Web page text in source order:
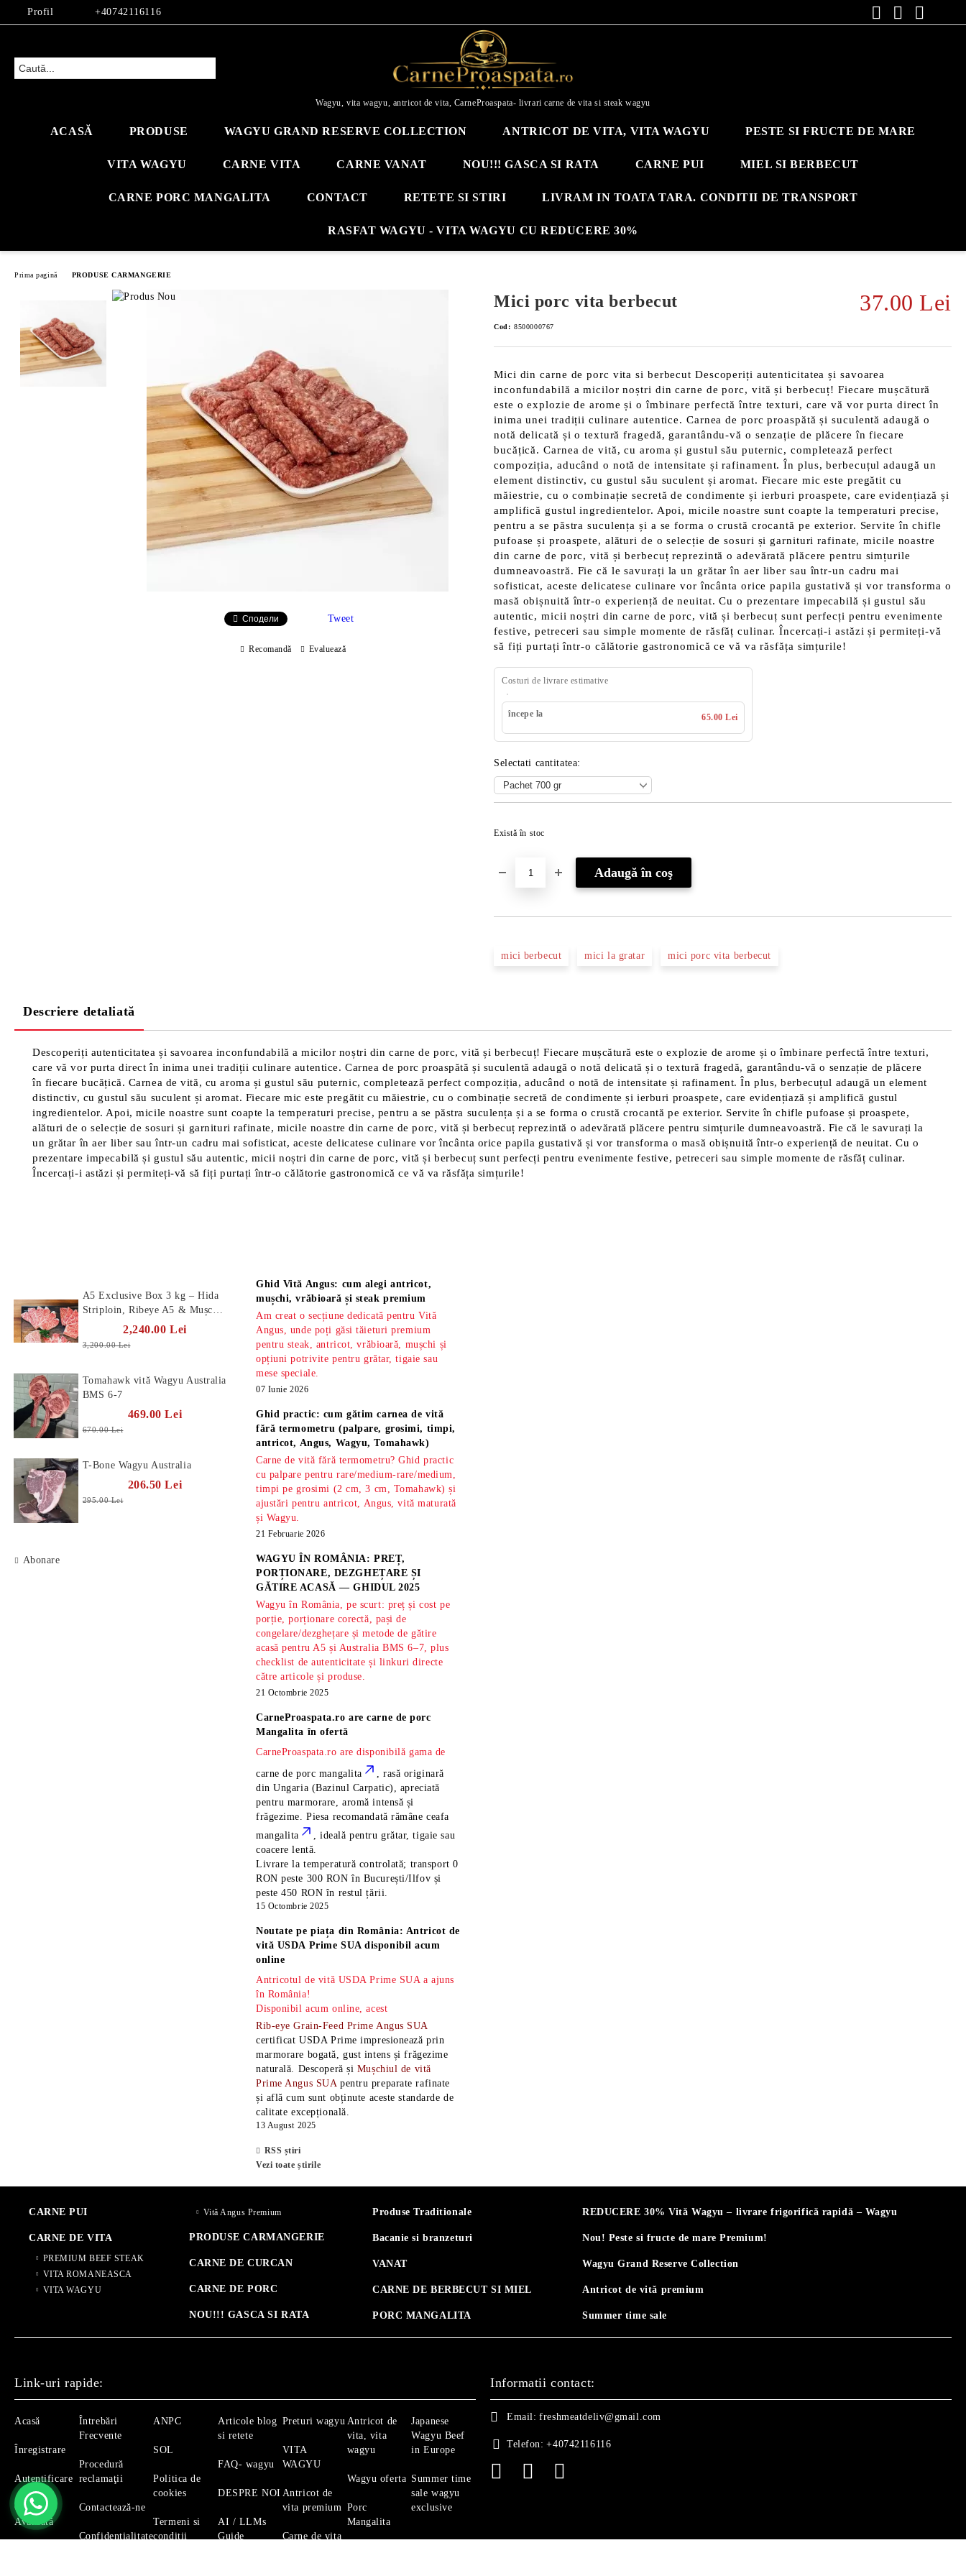
Profil +40742116116
Wagyu, vita wagyu, antricot de vita, CarneProaspata- livrari carne de vita si steak wagyu
ACASĂ PRODUSE WAGYU GRAND RESERVE COLLECTION ANTRICOT DE VITA, VITA WAGYU PESTE SI FRUCTE DE MARE
VITA WAGYU CARNE VITA CARNE VANAT NOU!!! GASCA SI RATA CARNE PUI MIEL SI BERBECUT
CARNE PORC MANGALITA CONTACT RETETE SI STIRI LIVRAM IN TOATA TARA. CONDITII DE TRANSPORT
RASFAT WAGYU - VITA WAGYU CU REDUCERE 30%
Prima pagină PRODUSE CARMANGERIE
Mici porc vita berbecut 37.00 Lei
Cod: 8500000767
Mici din carne de porc vita si berbecut Descoperiți autenticitatea și savoarea
inconfundabilă a micilor noștri din carne de porc, vită și berbecuț! Fiecare mușcătură
este o explozie de arome și o îmbinare perfectă între texturi, care vă vor purta direct în
inima unei tradiții culinare autentice. Carnea de porc proaspătă și suculentă adaugă o
notă delicată și o textură fragedă, garantându-vă o senzație de plăcere în fiecare
bucățică. Carnea de vită, cu aroma și gustul său puternic, completează perfect
compoziția, aducând o notă de intensitate și rafinament. În plus, berbecuțul adaugă un
element distinctiv, cu gustul său suculent și aromat. Fiecare mic este pregătit cu
măiestrie, cu o combinație secretă de condimente și ierburi proaspete, care evidențiază și
amplifică gustul ingredientelor. Apoi, micile noastre sunt coapte la temperaturi precise,
pentru a se păstra suculența și a se forma o crustă crocantă pe exterior. Servite în chifle
pufoase și proaspete, alături de o selecție de sosuri și garnituri rafinate, micile noastre
din carne de porc, vită și berbecuț reprezintă o adevărată plăcere pentru simțurile
dumneavoastră. Fie că le savurați la un grătar în aer liber sau într-un cadru mai
sofisticat, aceste delicatese culinare vor încânta orice papila gustativă și vor transforma o
masă obișnuită într-o experiență de neuitat. Cu o prezentare impecabilă și gustul său
autentic, micii noștri din carne de porc, vită și berbecuț sunt perfecți pentru evenimente
festive, petreceri sau simple momente de răsfăț culinar. Încercați-i astăzi și permiteți-vă
să fiți purtați într-o călătorie gastronomică ce vă va răsfăța simțurile!
Costuri de livrare estimative
începe la 65.00 Lei
Selectati cantitatea:
Există în stoc
mici berbecut mici la gratar mici porc vita berbecut
Сподели Tweet
Recomandă Evaluează
Descriere detaliată
Descoperiți autenticitatea și savoarea inconfundabilă a micilor noștri din carne de porc, vită și berbecuț! Fiecare mușcătură este o explozie de arome și o îmbinare perfectă între texturi,
care vă vor purta direct în inima unei tradiții culinare autentice. Carnea de porc proaspătă și suculentă adaugă o notă delicată și o textură fragedă, garantându-vă o senzație de plăcere
în fiecare bucățică. Carnea de vită, cu aroma și gustul său puternic, completează perfect compoziția, aducând o notă de intensitate și rafinament. În plus, berbecuțul adaugă un element
distinctiv, cu gustul său suculent și aromat. Fiecare mic este pregătit cu măiestrie, cu o combinație secretă de condimente și ierburi proaspete, care evidențiază și amplifică gustul
ingredientelor. Apoi, micile noastre sunt coapte la temperaturi precise, pentru a se păstra suculența și a se forma o crustă crocantă pe exterior. Servite în chifle pufoase și proaspete,
alături de o selecție de sosuri și garnituri rafinate, micile noastre din carne de porc, vită și berbecuț reprezintă o adevărată plăcere pentru simțurile dumneavoastră. Fie că le savurați la
un grătar în aer liber sau într-un cadru mai sofisticat, aceste delicatese culinare vor încânta orice papila gustativă și vor transforma o masă obișnuită într-o experiență de neuitat. Cu o
prezentare impecabilă și gustul său autentic, micii noștri din carne de porc, vită și berbecuț sunt perfecți pentru evenimente festive, petreceri sau simple momente de răsfăț culinar.
Încercați-i astăzi și permiteți-vă să fiți purtați într-o călătorie gastronomică ce vă va răsfăța simțurile!
A5 Exclusive Box 3 kg – Hida
Striploin, Ribeye A5 & Mușchi
2,240.00 Lei
3,200.00 Lei
Tomahawk vită Wagyu Australia
BMS 6-7
469.00 Lei
670.00 Lei
T-Bone Wagyu Australia
206.50 Lei
295.00 Lei
Abonare
Ghid Vită Angus: cum alegi antricot,
mușchi, vrăbioară și steak premium
Am creat o secțiune dedicată pentru Vită
Angus, unde poți găsi tăieturi premium
pentru steak, antricot, vrăbioară, mușchi și
opțiuni potrivite pentru grătar, tigaie sau
mese speciale.
07 Iunie 2026
Ghid practic: cum gătim carnea de vită
fără termometru (palpare, grosimi, timpi,
antricot, Angus, Wagyu, Tomahawk)
Carne de vită fără termometru? Ghid practic
cu palpare pentru rare/medium-rare/medium,
timpi pe grosimi (2 cm, 3 cm, Tomahawk) și
ajustări pentru antricot, Angus, vită maturată
și Wagyu.
21 Februarie 2026
WAGYU ÎN ROMÂNIA: PREȚ,
PORȚIONARE, DEZGHEȚARE ȘI
GĂTIRE ACASĂ — GHIDUL 2025
Wagyu în România, pe scurt: preț și cost pe
porție, porționare corectă, pași de
congelare/dezghețare și metode de gătire
acasă pentru A5 și Australia BMS 6–7, plus
checklist de autenticitate și linkuri directe
către articole și produse.
21 Octombrie 2025
CarneProaspata.ro arecarne de porc
Mangalita în ofertă
CarneProaspata.ro are disponibilă gama de
carne de porc mangalita
, rasă originară
din Ungaria (Bazinul Carpatic), apreciată
pentru marmorare, aromă intensă și
frăgezime. Piesa recomandată rămâneceafa
mangalita
, ideală pentru grătar, tigaie sau
coacere lentă.
Livrare la temperatură controlată; transport 0
RON peste 300 RON în București/Ilfov și
peste 450 RON în restul țării.
15 Octombrie 2025
Noutate pe piața din România: Antricot de
vită USDA Prime SUA disponibil acum
online
Antricotul de vită USDA Prime SUA a ajuns
în România!
Disponibil acum online, acest
Rib-eye Grain-Feed Prime Angus SUA
certificat USDA Prime impresionează prin
marmorare bogată, gust intens și frăgezime
naturală. Descoperă și Mușchiul de vită
Prime Angus SUA pentru preparate rafinate
și află cum sunt obținute aceste standarde de
calitate excepțională.
13 August 2025
RSS știri
Vezi toate știrile
CARNE PUI
CARNE DE VITA
PREMIUM BEEF STEAK
VITA ROMANEASCA
VITA WAGYU
Vită Angus Premium
PRODUSE CARMANGERIE
CARNE DE CURCAN
CARNE DE PORC
NOU!!! GASCA SI RATA
Produse Traditionale
Bacanie si branzeturi
VANAT
CARNE DE BERBECUT SI MIEL
PORC MANGALITA
REDUCERE 30% Vită Wagyu – livrare frigorifică rapidă – Wagyu
Nou! Peste si fructe de mare Premium!
Wagyu Grand Reserve Collection
Antricot de vită premium
Summer time sale
Link-uri rapide:
Acasă
Înregistrare
Autentificare
Căutare
Avansată
Întrebări
Frecvente
Procedură
reclamaţii
Contactează-ne
Confidențialitate
ANPC
SOL
Politica de
cookies
Termeni si
conditii
Articole blog
si retete
FAQ- wagyu
DESPRE NOI
AI / LLMs
Guide
Preturi wagyu
VITA
WAGYU
Antricot de
vita premium
Carne de vita
Antricot de
vita, vita
wagyu
Wagyu oferta
Porc
Mangalita
Japanese
Wagyu Beef
in Europe
Summer time
sale wagyu
exclusive
Informatii contact:
Email: freshmeatdeliv@gmail.com
Telefon: +40742116116